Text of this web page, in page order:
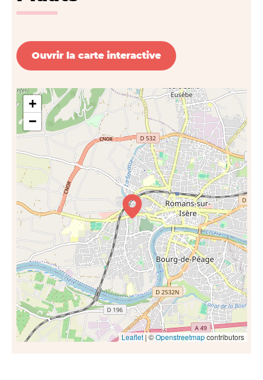
Ouvrir la carte interactive
+
−
Leaflet| ©Openstreetmapcontributors